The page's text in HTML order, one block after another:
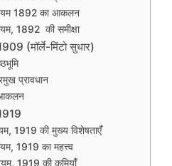
1892 का आकलन
1892 की समीक्षा
(मॉर्ले-मिंटो सुधार)
प्रावधान
आकलन
1919 की मुख्य विशेषताएंँ
1919 का महत्त्व
1919 की कमियांँ